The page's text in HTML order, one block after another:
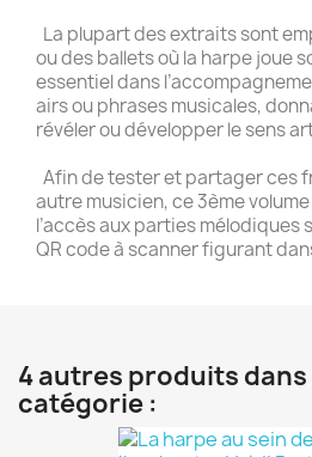
La plupart des extraits sont
ou des ballets où la harpe joue
essentiel dans
airs ou phrases musicales,
révéler ou développer le sens
Afin de tester et partager ces
autre musicien, ce 3ème
l’accès aux parties mélodiques
QR code à scanner figurant
4 autres produits dans
catégorie :